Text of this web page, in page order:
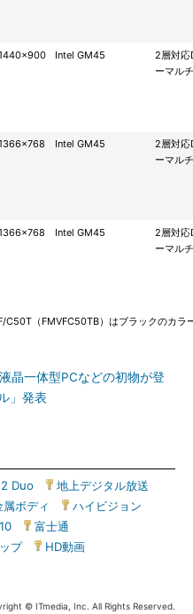
Intel GM45
2層対応
ーマルチ
Intel GM45
2層対応
ーマルチ
Intel GM45
2層対応
ーマルチ
（FMVFC50TB）はブラックのカラ
晶一体型PCなどの初物が登
」発表
Duo 地上デジタル放送
属ボディ ハイビジョン
富士通
プ| HD動画
© ITmedia, Inc. All Rights Reserved.